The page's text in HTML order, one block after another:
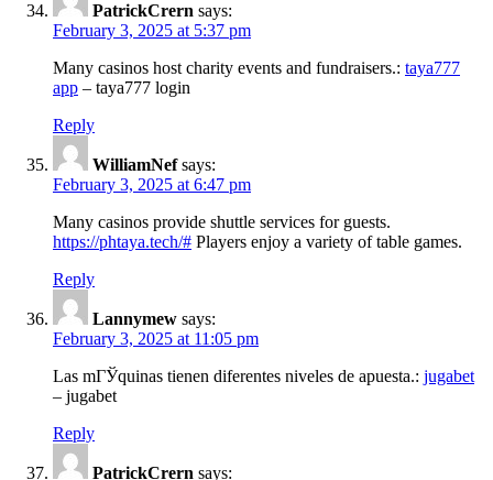
PatrickCrern says:
February 3, 2025 at 5:37 pm
Many casinos host charity events and fundraisers.: taya777
app – taya777 login
Reply
WilliamNef says:
February 3, 2025 at 6:47 pm
Many casinos provide shuttle services for guests.
https://phtaya.tech/# Players enjoy a variety of table games.
Reply
Lannymew says:
February 3, 2025 at 11:05 pm
Las mГЎquinas tienen diferentes niveles de apuesta.: jugabet
– jugabet
Reply
PatrickCrern says: